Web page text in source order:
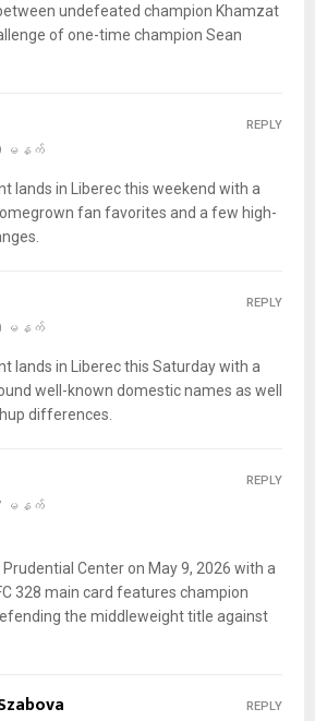
undefeated champion Khamzat
of one-time champion Sean
မနက်
lands in Liberec this weekend with a
fan favorites and a few high-
REPLY
မနက်
lands in Liberec this Saturday with a
well-known domestic names as well
differences.
REPLY
မနက်
Center on May 9, 2026 with a
328 main card features champion
the middleweight title against
REPLY
REPLY